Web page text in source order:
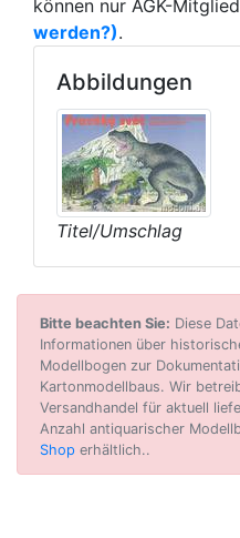
können nur AGK-
werden?).
Abbildungen
Titel/Umschlag
Bitte beachten Sie: Diese
Informationen über
Modellbogen zur
Kartonmodellbaus. Wir
Versandhandel für aktuell
Anzahl antiquarischer
Shop erhältlich..